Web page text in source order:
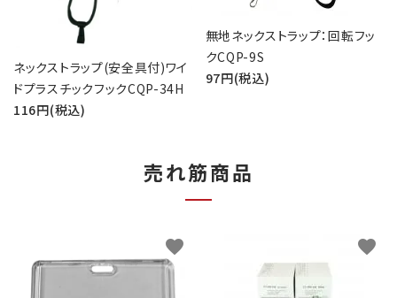
ネックストラップ(安全具付)ワイ
ドプラスチックフックCQP-34H
116円(税込)
無地ネックストラップ：回転フッ
クCQP-9S
97円(税込)
売れ筋商品
favorite favorite